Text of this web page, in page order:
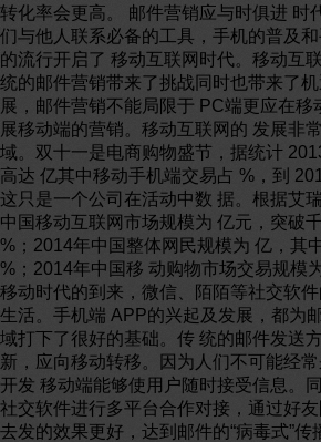
转化率会更高。 邮件营销应与时俱进 时
们与他人联系必备的工具，手机的普及
的流行开启了 移动互联网时代。移动互
统的邮件营销带来了挑战同时也带来了
展，邮件营销不能局限于 PC端更应在移
展移动端的营销。移动互联网的 发展非
域。双十一是电商购物盛节，据统计
高达 亿其中移动手机端交易占 %，到
这只是一个公司在活动中数 据。根据艾
中国移动互联网市场规模为 亿元，突破
%；2014年中国整体网民规模为 亿，其
%；2014年中国移 动购物市场交易规模
移动时代的到来，微信、陌陌等社交软
生活。手机端 APP的兴起及发展，都为
域打下了很好的基础。传 统的邮件发送
新，应向移动转移。因为人们不可能经
开发 移动端能够使用户随时接受信息。
社交软件进行多平台合作对接，通过好
去发的效果更好，达到邮件的“病毒式”